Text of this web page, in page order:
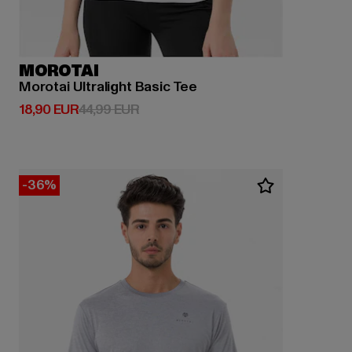
MOROTAI
Morotai Ultralight Basic Tee
18,90 EUR
Derzeitiger Preis: 18,90 EUR
44,99 EURAktionspreis: 44,99 EUR
-36%